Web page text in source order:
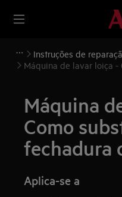
Instruções de
Máquina de lavar loiça -
Máquina
Como
fechadura
Aplica-se a